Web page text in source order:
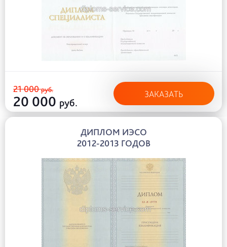
21 000руб.
20 000 руб.
ЗАКАЗАТЬ
ДИПЛОМ ИЭСО
2012-2013 ГОДОВ